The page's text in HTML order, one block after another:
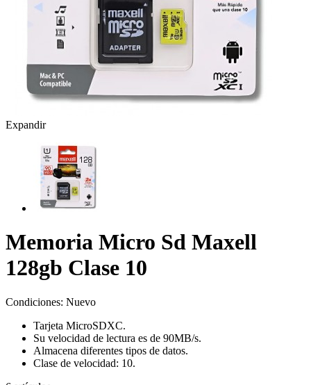
Expandir
Memoria Micro Sd Maxell
128gb Clase 10
Condiciones: Nuevo
Tarjeta MicroSDXC.
Su velocidad de lectura es de 90MB/s.
Almacena diferentes tipos de datos.
Clase de velocidad: 10.